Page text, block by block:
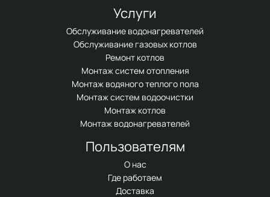
Услуги
Обслуживание водонагревателей
Обслуживание газовых котлов
Ремонт котлов
Монтаж систем отопления
Монтаж водяного теплого пола
Монтаж систем водоочистки
Монтаж котлов
Монтаж водонагревателей
Пользователям
О нас
Где работаем
Доставка